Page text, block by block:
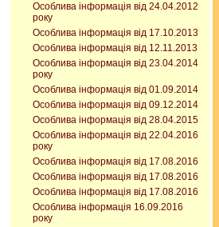
Особлива інформація від 24.04.2012
року
Особлива інформація від 17.10.2013
Особлива інформація від 12.11.2013
Особлива інформація від 23.04.2014
року
Особлива інформація від 01.09.2014
Особлива інформація від 09.12.2014
Особлива інформація від 28.04.2015
Особлива інформація від 22.04.2016
року
Особлива інформація від 17.08.2016
Особлива інформація від 17.08.2016
Особлива інформація від 17.08.2016
Особлива інформація 16.09.2016
року